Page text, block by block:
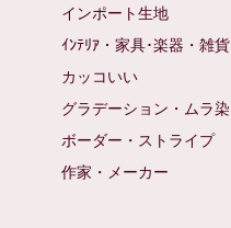
インポート生地
ｲﾝﾃﾘｱ・家具･楽器・雑貨
カッコいい
グラデーション・ムラ染
ボーダー・ストライプ
作家・メーカー